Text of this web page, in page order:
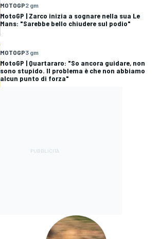
MOTOGP2 gm
MotoGP | Zarco inizia a sognare nella sua Le
Mans: "Sarebbe bello chiudere sul podio"
MOTOGP3 gm
MotoGP | Quartararo: "So ancora guidare, non
sono stupido. Il problema è che non abbiamo
alcun punto di forza"